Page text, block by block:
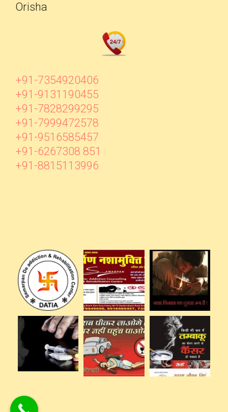
Orisha
+91-7354920406
+91-9131190455
+91-7828299295
+91-7999472578
+91-9516585457
+91-6267308 851
+91-8815113996